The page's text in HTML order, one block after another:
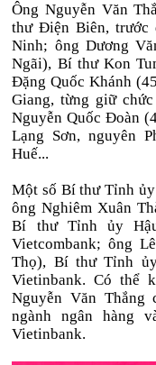
Ông Nguyễn Văn
thư Điện Biên, trước
Ninh; ông Dương
Ngãi), Bí thư Kon
Đặng Quốc Khánh
Giang, từng giữ
Nguyễn Quốc Đoàn
Lạng Sơn, nguyên
Huế...
Một số Bí thư Tỉnh
ông Nghiêm Xuân
Bí thư Tỉnh ủy
Vietcombank; ông
Thọ), Bí thư Tỉnh
Vietinbank. Có thể
Nguyễn Văn Thắng
ngành ngân hàng
Vietinbank.